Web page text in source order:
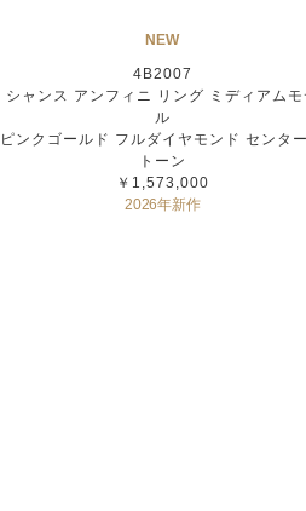
NEW
4B2007
シャンス アンフィニ リング ミディアム
ル
ピンクゴールド フルダイヤモンド センタ
トーン
￥1,573,000
2026年新作